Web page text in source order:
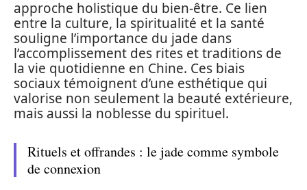
approche holistique du bien-être. Ce lien
entre la culture, la spiritualité et la santé
souligne l’importance du jade dans
l’accomplissement des rites et traditions de
la vie quotidienne en Chine. Ces biais
sociaux témoignent d’une esthétique qui
valorise non seulement la beauté extérieure,
mais aussi la noblesse du spirituel.
Rituels et offrandes : le jade comme symbole
de connexion